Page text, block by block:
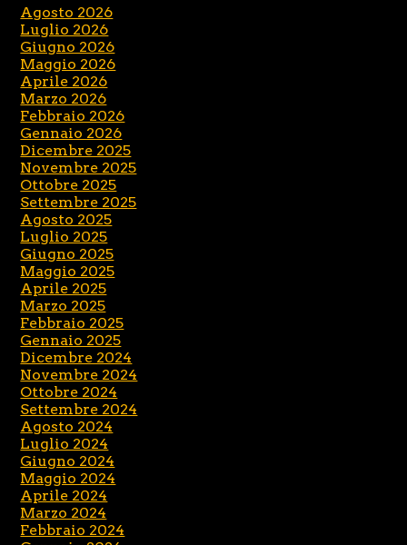
Agosto 2026
Luglio 2026
Giugno 2026
Maggio 2026
Aprile 2026
Marzo 2026
Febbraio 2026
Gennaio 2026
Dicembre 2025
Novembre 2025
Ottobre 2025
Settembre 2025
Agosto 2025
Luglio 2025
Giugno 2025
Maggio 2025
Aprile 2025
Marzo 2025
Febbraio 2025
Gennaio 2025
Dicembre 2024
Novembre 2024
Ottobre 2024
Settembre 2024
Agosto 2024
Luglio 2024
Giugno 2024
Maggio 2024
Aprile 2024
Marzo 2024
Febbraio 2024